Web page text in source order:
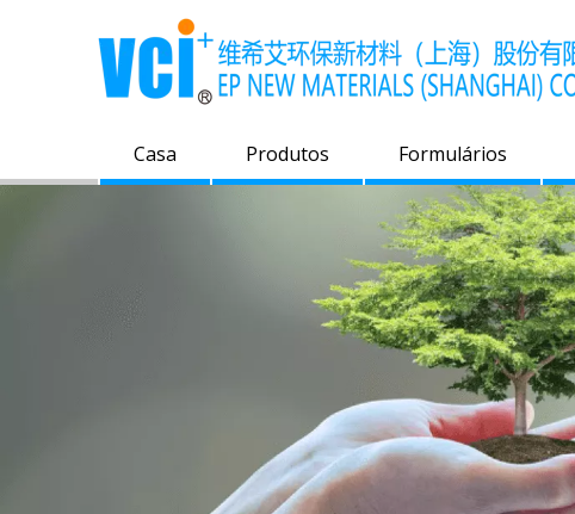
Casa Produtos Formulários